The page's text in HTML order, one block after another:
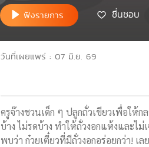
ฟังรายการ ชื่นชอบ
วันที่เผยแพร่ : 07 มิ.ย. 69
ครูจ๊างชวนเด็ก ๆ ปลูกถั่วเขียวเพื่อให้
บ้าง ไม่รดบ้าง ทำให้ถั่วงอกแห้งและไ
พบว่า ก๋วยเตี๋ยวที่มีถั่วงอกอร่อยกว่า! เ